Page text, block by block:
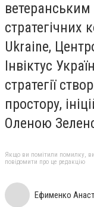
стратегічних
Ukraine,
Інвіктус
стратегії
простору,
Оленою
Якщо ви помітили помилку,
повідомити про це редакцію
Ефименко